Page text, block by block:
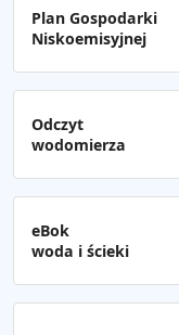
Plan Gospodarki
Niskoemisyjnej
Odczyt
wodomierza
eBok
woda i ścieki